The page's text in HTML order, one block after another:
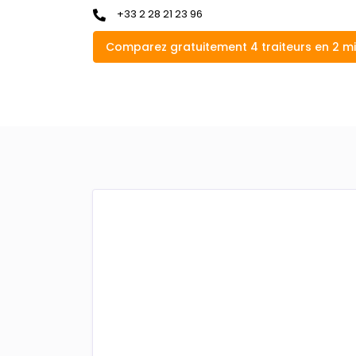
+33 2 28 21 23 96
Comparez gratuitement 4 traiteurs en 2